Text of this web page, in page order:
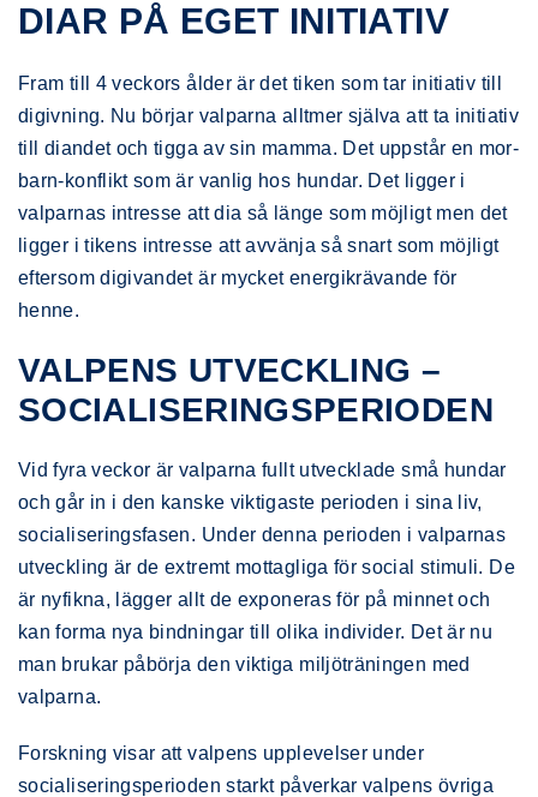
DIAR PÅ EGET INITIATIV
Fram till 4 veckors ålder är det tiken som tar initiativ till
digivning. Nu börjar valparna alltmer själva att ta initiativ
till diandet och tigga av sin mamma. Det uppstår en mor-
barn-konflikt som är vanlig hos hundar. Det ligger i
valparnas intresse att dia så länge som möjligt men det
ligger i tikens intresse att avvänja så snart som möjligt
eftersom digivandet är mycket energikrävande för
henne.
VALPENS UTVECKLING –
SOCIALISERINGSPERIODEN
Vid fyra veckor är valparna fullt utvecklade små hundar
och går in i den kanske viktigaste perioden i sina liv,
socialiseringsfasen. Under denna perioden i valparnas
utveckling är de extremt mottagliga för social stimuli. De
är nyfikna, lägger allt de exponeras för på minnet och
kan forma nya bindningar till olika individer. Det är nu
man brukar påbörja den viktiga miljöträningen med
valparna.
Forskning visar att valpens upplevelser under
socialiseringsperioden starkt påverkar valpens övriga